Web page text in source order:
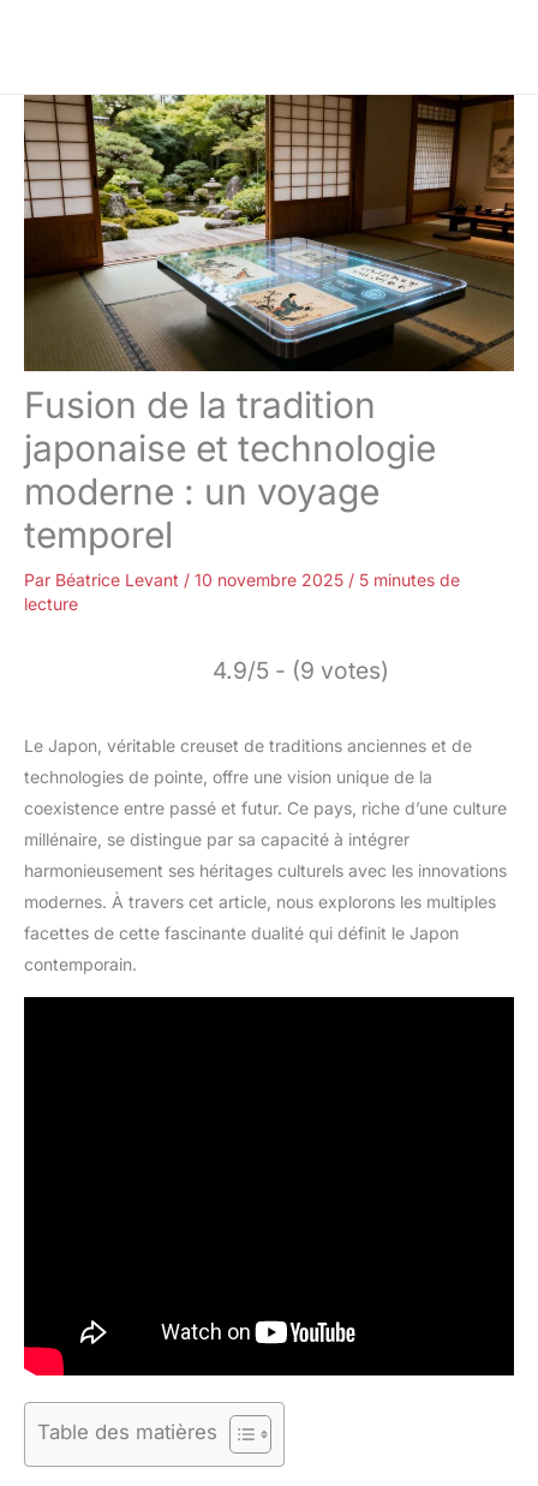
Fusion de la tradition
japonaise et technologie
moderne : un voyage
temporel
Par Béatrice Levant / 10 novembre 2025 / 5 minutes de
lecture
4.9/5 - (9 votes)
Le Japon, véritable creuset de traditions anciennes et de
technologies de pointe, offre une vision unique de la
coexistence entre passé et futur. Ce pays, riche d’une culture
millénaire, se distingue par sa capacité à intégrer
harmonieusement ses héritages culturels avec les innovations
modernes. À travers cet article, nous explorons les multiples
facettes de cette fascinante dualité qui définit le Japon
contemporain.
Table des matières